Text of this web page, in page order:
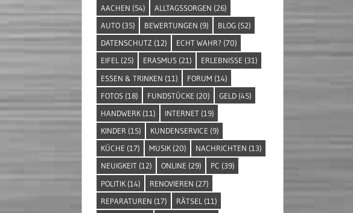
AACHEN (54) ALLTAGSSORGEN (26)
AUTO(35) BEWERTUNGEN (9) BLOG(52)
DATENSCHUTZ (12) ECHT WAHR? (70)
EIFEL(25) ERASMUS(21) ERLEBNISSE (31)
ESSEN & TRINKEN (11) FORUM (14)
FOTOS(18) FUNDSTÜCKE (20) GELD(45)
HANDWERK(11) INTERNET(19)
KINDER (15) KUNDENSERVICE (9)
KÜCHE (17) MUSIK(20) NACHRICHTEN (13)
NEUIGKEIT(12) ONLINE (29) PC (39)
POLITIK(14) RENOVIEREN (27)
REPARATUREN (17) RÄTSEL (11)